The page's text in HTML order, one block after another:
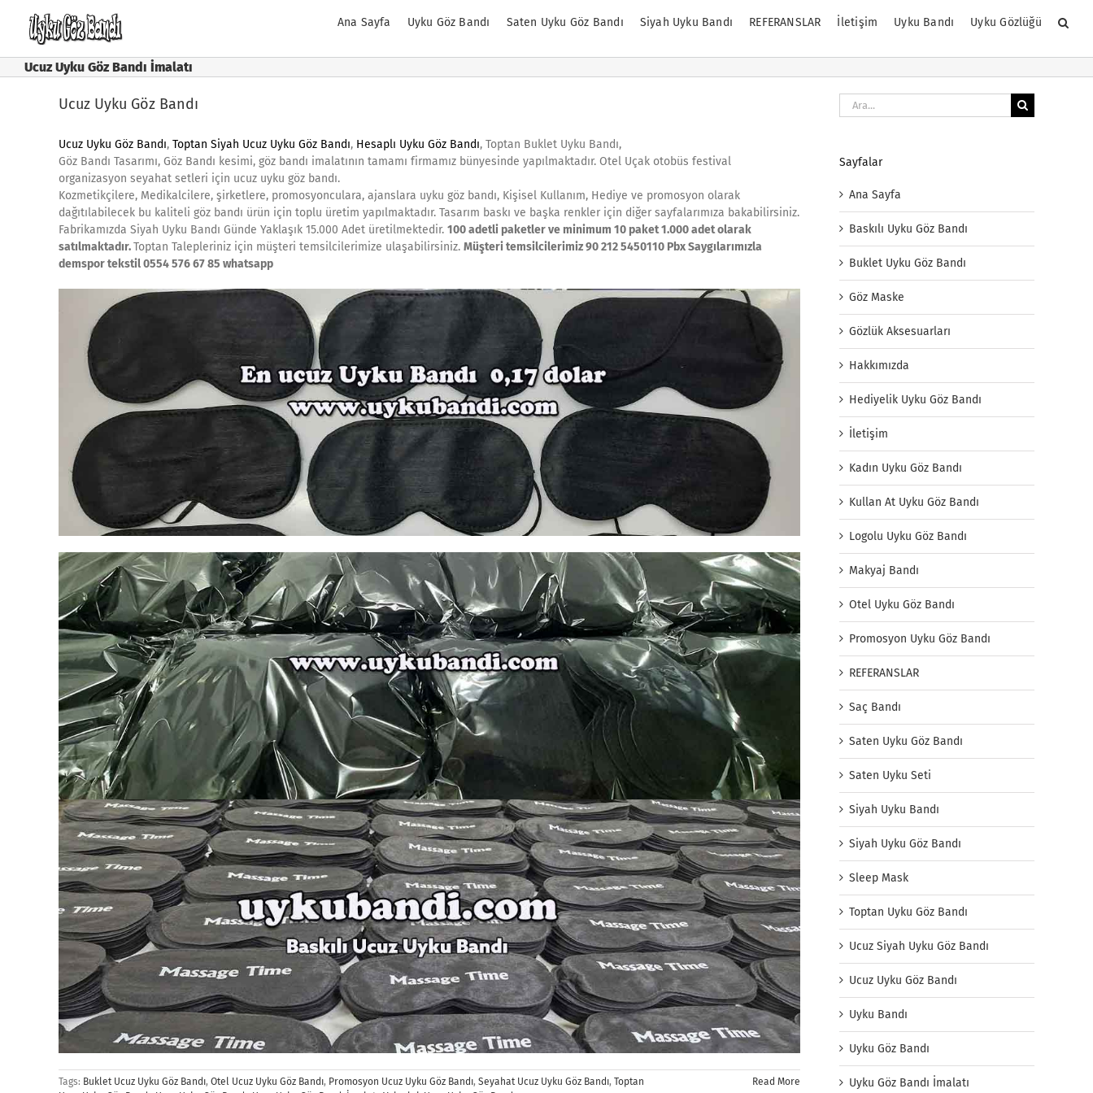
content
Ana Sayfa Uyku Göz Bandı Saten Uyku Göz Bandı Siyah Uyku Bandı REFERANSLAR İletişim Uyku Bandı Uyku Gözlüğü
Ucuz Uyku Göz Bandı İmalatı
Ucuz Uyku Göz Bandı
Ucuz Uyku Göz Bandı, Toptan Siyah Ucuz Uyku Göz Bandı, Hesaplı Uyku Göz Bandı, Toptan Buklet Uyku Bandı,
Göz Bandı Tasarımı, Göz Bandı kesimi, göz bandı imalatının tamamı firmamız bünyesinde yapılmaktadır. Otel Uçak otobüs festival
organizasyon seyahat setleri için ucuz uyku göz bandı.
Kozmetikçilere, Medikalcilere, şirketlere, promosyonculara, ajanslara uyku göz bandı, Kişisel Kullanım, Hediye ve promosyon olarak
dağıtılabilecek bu kaliteli göz bandı ürün için toplu üretim yapılmaktadır. Tasarım baskı ve başka renkler için diğer sayfalarımıza bakabilirsiniz.
Fabrikamızda Siyah Uyku Bandı Günde Yaklaşık 15.000 Adet üretilmektedir. 100 adetli paketler ve minimum 10 paket 1.000 adet olarak
satılmaktadır.Toptan Talepleriniz için müşteri temsilcilerimize ulaşabilirsiniz. Müşteri temsilcilerimiz 90 212 5450110 Pbx Saygılarımızla
demspor tekstil 0554 576 67 85 whatsapp
Tags: Buklet Ucuz Uyku Göz Bandı, Otel Ucuz Uyku Göz Bandı, Promosyon Ucuz Uyku Göz Bandı, Seyahat Ucuz Uyku Göz Bandı, Toptan
Read More
Ara:
Sayfalar
Ana Sayfa
Baskılı Uyku Göz Bandı
Buklet Uyku Göz Bandı
Göz Maske
Gözlük Aksesuarları
Hakkımızda
Hediyelik Uyku Göz Bandı
İletişim
Kadın Uyku Göz Bandı
Kullan At Uyku Göz Bandı
Logolu Uyku Göz Bandı
Makyaj Bandı
Otel Uyku Göz Bandı
Promosyon Uyku Göz Bandı
REFERANSLAR
Saç Bandı
Saten Uyku Göz Bandı
Saten Uyku Seti
Siyah Uyku Bandı
Siyah Uyku Göz Bandı
Sleep Mask
Toptan Uyku Göz Bandı
Ucuz Siyah Uyku Göz Bandı
Ucuz Uyku Göz Bandı
Uyku Bandı
Uyku Göz Bandı
Uyku Göz Bandı İmalatı